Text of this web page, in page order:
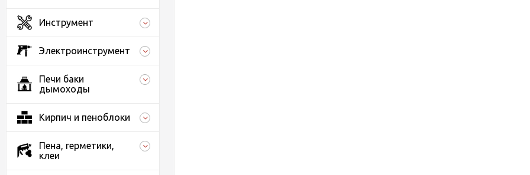
Инструмент
Электроинструмент
Печи баки
дымоходы
Кирпич и пеноблоки
Пена, герметики,
клеи